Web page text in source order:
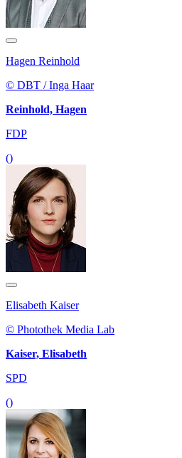
Hagen Reinhold
© DBT / Inga Haar
Reinhold, Hagen
FDP
()
Elisabeth Kaiser
© Photothek Media Lab
Kaiser, Elisabeth
SPD
()